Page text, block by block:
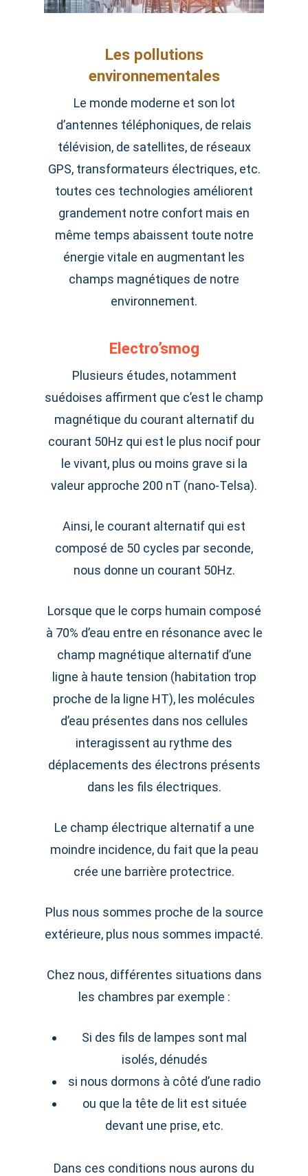
Les pollutions
environnementales
Le monde moderne et son lot
d’antennes téléphoniques, de relais
télévision, de satellites, de réseaux
GPS, transformateurs électriques, etc.
toutes ces technologies améliorent
grandement notre confort mais en
même temps abaissent toute notre
énergie vitale en augmentant les
champs magnétiques de notre
environnement.
Electro’smog
Plusieurs études, notamment
suédoises affirment que c’est le champ
magnétique du courant alternatif du
courant 50Hz qui est le plus nocif pour
le vivant, plus ou moins grave si la
valeur approche 200 nT (nano-Telsa).
Ainsi, le courant alternatif qui est
composé de 50 cycles par seconde,
nous donne un courant 50Hz.
Lorsque que le corps humain composé
à 70% d’eau entre en résonance avec le
champ magnétique alternatif d’une
ligne à haute tension (habitation trop
proche de la ligne HT), les molécules
d’eau présentes dans nos cellules
interagissent au rythme des
déplacements des électrons présents
dans les fils électriques.
Le champ électrique alternatif a une
moindre incidence, du fait que la peau
crée une barrière protectrice.
Plus nous sommes proche de la source
extérieure, plus nous sommes impacté.
Chez nous, différentes situations dans
les chambres par exemple :
Si des fils de lampes sont mal
isolés, dénudés
si nous dormons à côté d’une radio
ou que la tête de lit est située
devant une prise, etc.
Dans ces conditions nous aurons du